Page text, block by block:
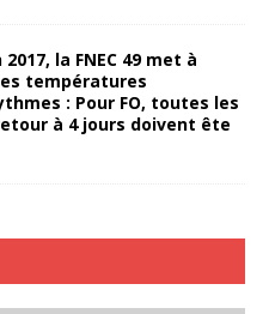
2017, la FNEC 49 met à
températures
: Pour FO, toutes les
à 4 jours doivent ête